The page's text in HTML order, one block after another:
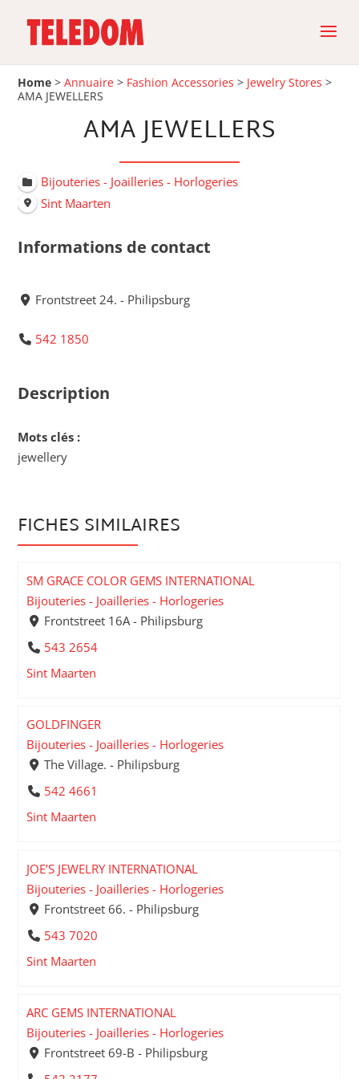
Home >Annuaire > Fashion Accessories > Jewelry Stores >
AMA JEWELLERS
AMA JEWELLERS
Bijouteries - Joailleries - Horlogeries
Sint Maarten
Informations de contact
Frontstreet 24. - Philipsburg
542 1850
Description
Mots clés :
jewellery
FICHES SIMILAIRES
SM GRACE COLOR GEMS INTERNATIONAL
Bijouteries - Joailleries - Horlogeries
Frontstreet 16A - Philipsburg
543 2654
Sint Maarten
GOLDFINGER
Bijouteries - Joailleries - Horlogeries
The Village. - Philipsburg
542 4661
Sint Maarten
JOE’S JEWELRY INTERNATIONAL
Bijouteries - Joailleries - Horlogeries
Frontstreet 66. - Philipsburg
543 7020
Sint Maarten
ARC GEMS INTERNATIONAL
Bijouteries - Joailleries - Horlogeries
Frontstreet 69-B - Philipsburg